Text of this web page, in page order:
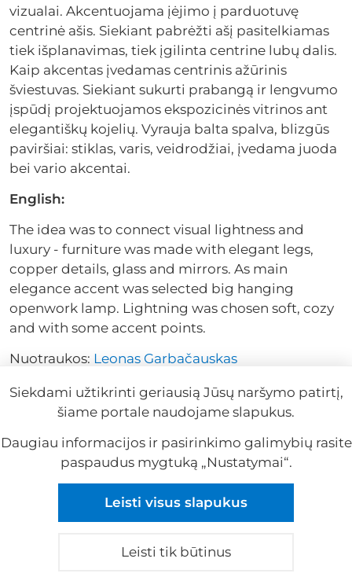
vizualai. Akcentuojama įėjimo į parduotuvę
centrinė ašis. Siekiant pabrėžti ašį pasitelkiamas
tiek išplanavimas, tiek įgilinta centrine lubų dalis.
Kaip akcentas įvedamas centrinis ažūrinis
šviestuvas. Siekiant sukurti prabangą ir lengvumo
įspūdį projektuojamos ekspozicinės vitrinos ant
elegantiškų kojelių. Vyrauja balta spalva, blizgūs
paviršiai: stiklas, varis, veidrodžiai, įvedama juoda
bei vario akcentai.
English:
The idea was to connect visual lightness and
luxury - furniture was made with elegant legs,
copper details, glass and mirrors. As main
elegance accent was selected big hanging
openwork lamp. Lightning was chosen soft, cozy
and with some accent points.
Nuotraukos: Leonas Garbačauskas
Reklama
Siekdami užtikrinti geriausią Jūsų naršymo patirtį,
šiame portale naudojame slapukus.
Daugiau informacijos ir pasirinkimo galimybių rasite
paspaudus mygtuką „Nustatymai“.
Leisti visus slapukus
Leisti tik būtinus